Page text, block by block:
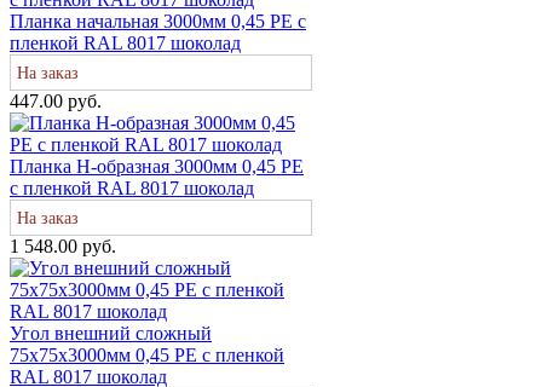
Планка начальная 3000мм 0,45 PE с
пленкой RAL 8017 шоколад
На заказ
447.00 руб.
Планка H-образная 3000мм 0,45 PE
с пленкой RAL 8017 шоколад
На заказ
1 548.00 руб.
Угол внешний сложный
75х75х3000мм 0,45 PE с пленкой
RAL 8017 шоколад